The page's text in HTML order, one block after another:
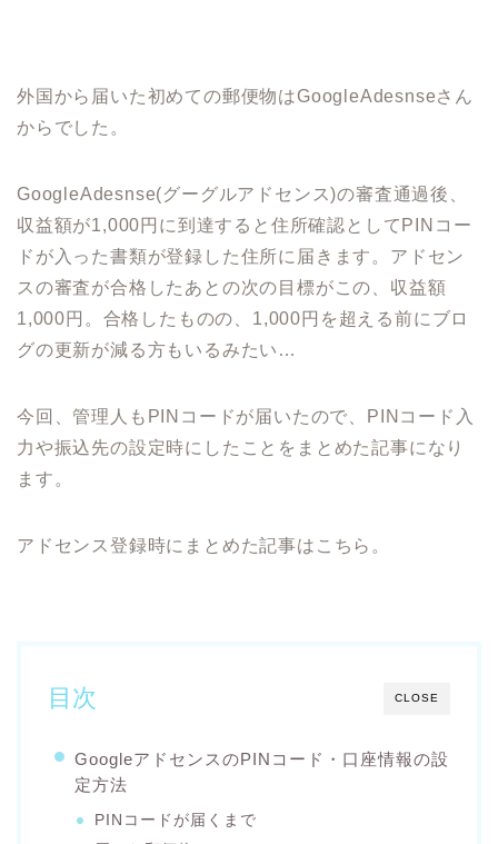
外国から届いた初めての郵便物はGoogleAdesnseさん
からでした。
GoogleAdesnse(グーグルアドセンス)の審査通過後、
収益額が1,000円に到達すると住所確認としてPINコー
ドが入った書類が登録した住所に届きます。アドセン
スの審査が合格したあとの次の目標がこの、収益額
1,000円。合格したものの、1,000円を超える前にブロ
グの更新が減る方もいるみたい…
今回、管理人もPINコードが届いたので、PINコード入
力や振込先の設定時にしたことをまとめた記事になり
ます。
アドセンス登録時にまとめた記事はこちら。
CLOSE
目次
GoogleアドセンスのPINコード・口座情報の設
定方法
PINコードが届くまで